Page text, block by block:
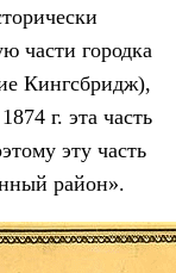
части городка
Кингсбридж),
г. эта часть
эту часть
район».